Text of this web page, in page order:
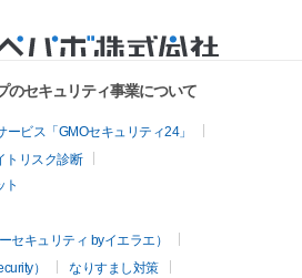
のセキュリティ事業について
ビス「GMOセキュリティ24」
トリスク診断
ト
セキュリティ byイエラエ）
）
なりすまし対策